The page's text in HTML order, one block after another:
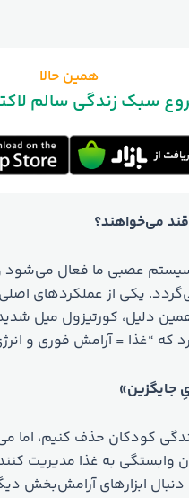
همین حالا
سبک زندگی سالم
می‌خواهند؟
عصبی ما فعال می‌شود
یکی از عملکردهای
دلیل، کورتیزول میل
که “غذا = آرامش فوری و
جایگزین»
کودکان حذف کنیم، اما
وابستگی به غذا مدیریت
ابزارهای آرامش‌بخش